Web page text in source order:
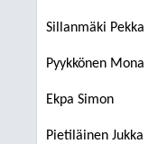
Sillanmäki Pekka
Pyykkönen Mona
Ekpa Simon
Pietiläinen Jukka